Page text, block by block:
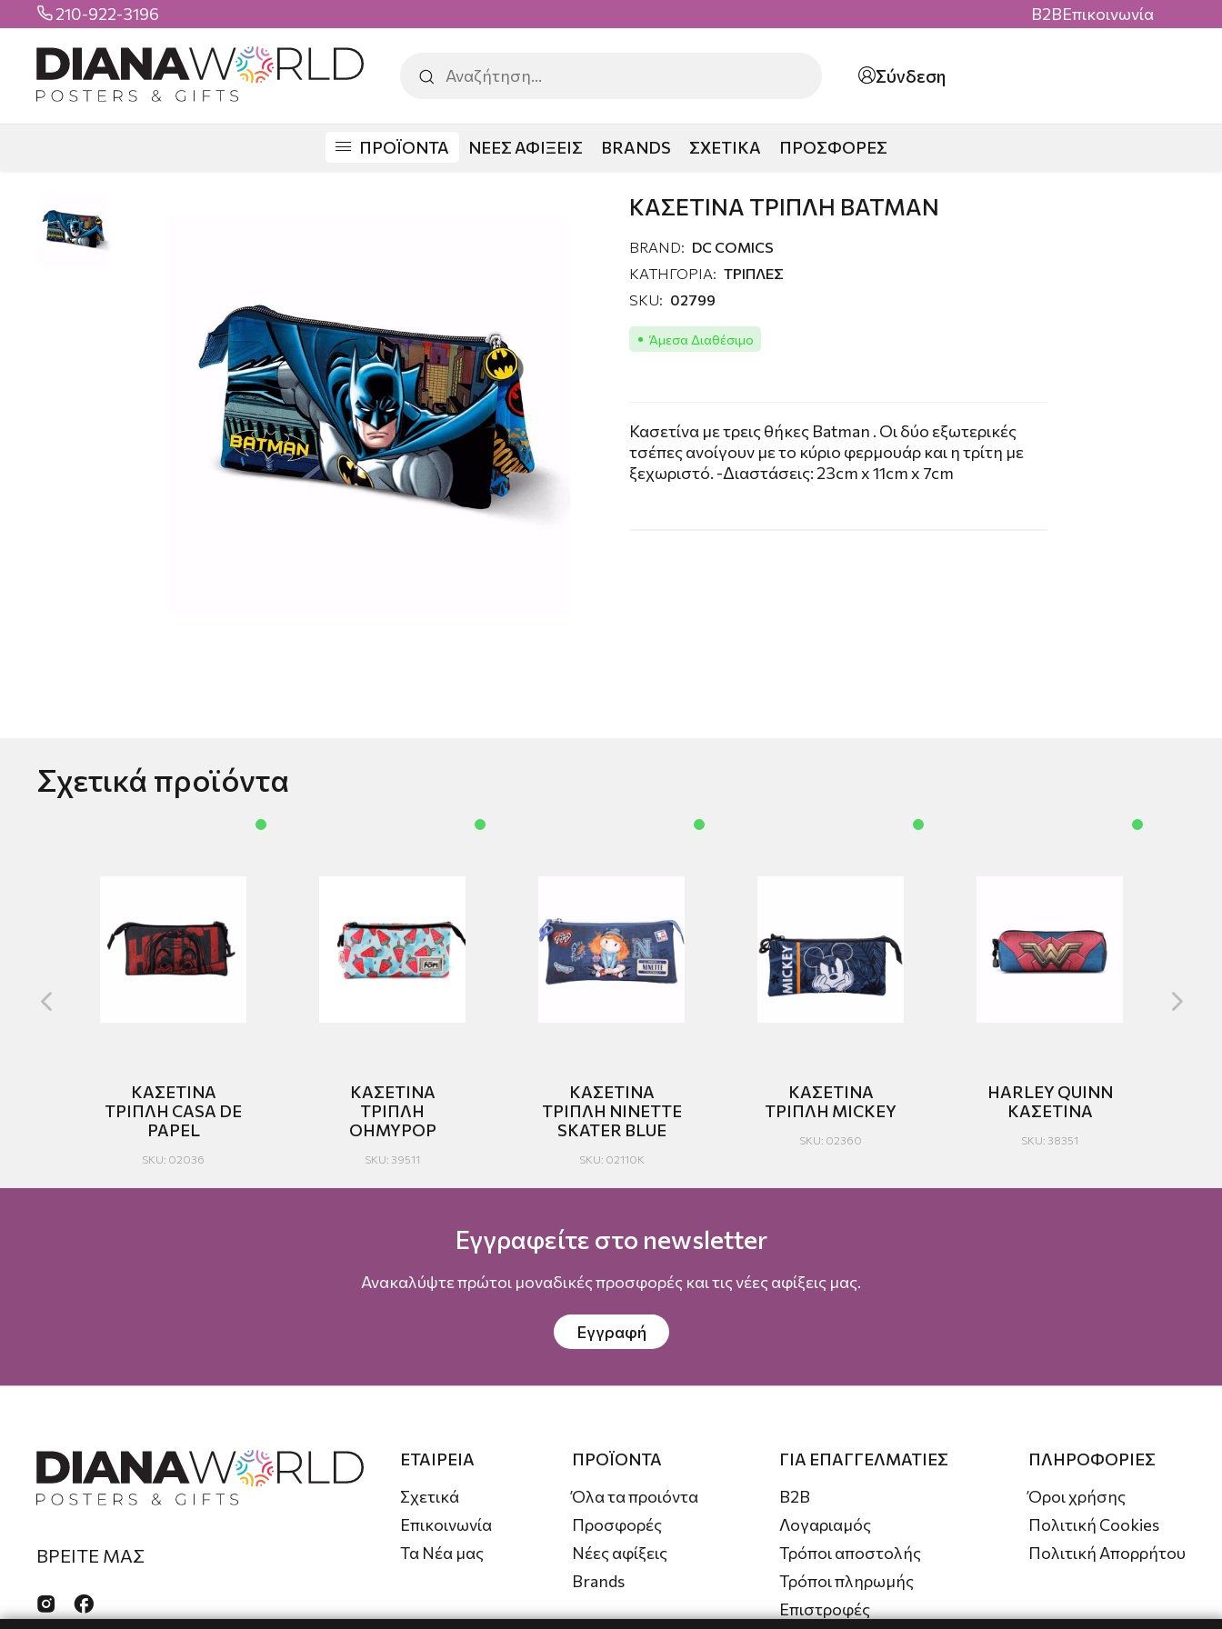
 210-922-3196 B2BΕπικοινωνία
Σύνδεση
ΠΡΟΪΟΝΤΑ ΝΕΕΣ ΑΦΙΞΕΙΣ BRANDS ΣΧΕΤΙΚΑ ΠΡΟΣΦΟΡΕΣ
ΚΑΣΕΤΙΝΑ ΤΡΙΠΛΗ BATMAN
BRAND: DC COMICS
ΚΑΤΗΓΟΡΙΑ: ΤΡΙΠΛΕΣ
SKU: 02799
Άμεσα Διαθέσιμο
Κασετίνα με τρεις θήκες Batman . Οι δύο εξωτερικές
τσέπες ανοίγουν με το κύριο φερμουάρ και η τρίτη με
ξεχωριστό. -Διαστάσεις: 23cm x 11cm x 7cm
Σχετικά προϊόντα
ΚΑΣΕΤΙΝΑ
TΡΙΠΛΗ CASA DE
PAPEL
SKU: 02036
ΚΑΣΕΤΙΝΑ
ΤΡΙΠΛΗ
OHMYPOP
SKU: 39511
ΚΑΣΕΤΙΝΑ
ΤΡΙΠΛΗ NINETTE
SKATER BLUE
SKU: 02110K
ΚΑΣΕΤΙΝΑ
TΡΙΠΛΗ MICKEY
SKU: 02360
HARLEY QUINN
ΚΑΣΕΤΙΝΑ
SKU: 38351
Εγγραφείτε στο newsletter
Ανακαλύψτε πρώτοι μοναδικές προσφορές και τις νέες αφίξεις μας.
Εγγραφή
ΒΡΕΙΤΕ ΜΑΣ
 
ΕΤΑΙΡΕΙΑ
Σχετικά
Επικοινωνία
Τα Νέα μας
ΠΡΟΪΟΝΤΑ
Όλα τα προιόντα
Προσφορές
Νέες αφίξεις
Brands
ΓΙΑ ΕΠΑΓΓΕΛΜΑΤΙΕΣ
B2B
Λογαριαμός
Τρόποι αποστολής
Τρόποι πληρωμής
Επιστροφές
ΠΛΗΡΟΦΟΡΙΕΣ
Όροι χρήσης
Πολιτική Cookies
Πολιτική Απορρήτου